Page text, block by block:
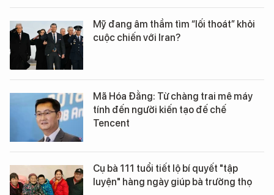
Mỹ đang âm thầm tìm “lối thoát” khỏi
cuộc chiến với Iran?
Mã Hóa Đằng: Từ chàng trai mê máy
tính đến người kiến tạo đế chế
Tencent
Cụ bà 111 tuổi tiết lộ bí quyết "tập
luyện" hàng ngày giúp bà trường thọ